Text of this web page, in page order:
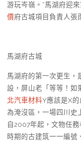
游玩岑嶺。“馬湖府迎
價府古城項目負責人張
馬湖府古城
馬湖府的第一次更生，
設，屏山老「等等！如
北汽車材料Y應該是X
為淹沒區，一場四川史
自2007年起，文物任
時期的古建筑一一編號